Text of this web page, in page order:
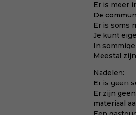
Er is meer
De
Er is soms
Je kunt
In
Meestal
Nadelen:
Er is geen
Er zijn
materiaal